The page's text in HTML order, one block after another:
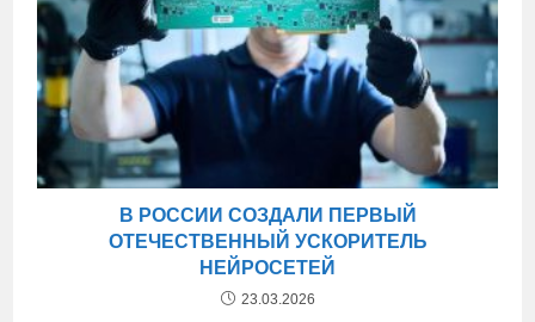
В РОССИИ СОЗДАЛИ ПЕРВЫЙ
ОТЕЧЕСТВЕННЫЙ УСКОРИТЕЛЬ
НЕЙРОСЕТЕЙ
23.03.2026